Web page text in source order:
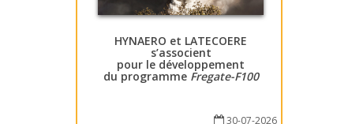
HYNAERO et LATECOERE
s’associent
pour le développement
du programme Fregate-F100
30-07-2026